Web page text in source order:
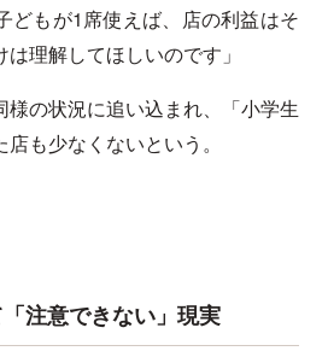
どもが1席使えば、店の利益はそ
理解してほしいのです」
様の状況に追い込まれ、「小学生
も少なくないという。
注意できない」現実